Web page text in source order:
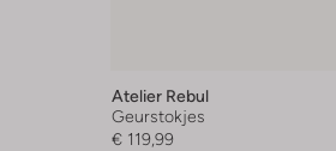
Atelier Rebul
Geurstokjes
€ 119,99